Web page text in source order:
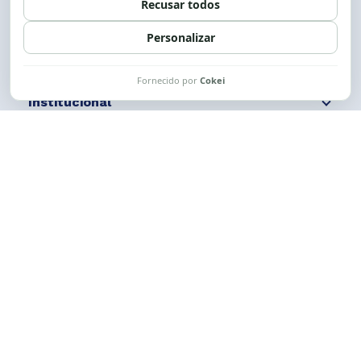
Siga nossas redes Fale conosco
Institucional